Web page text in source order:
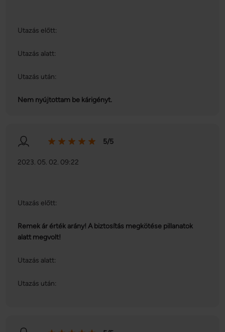
Utazás előtt:
Utazás alatt:
Utazás után:
Nem nyújtottam be kárigényt.
5/5
2023. 05. 02. 09:22
Utazás előtt:
Remek ár érték arány! A biztosítás megkötése pillanatok
alatt megvolt!
Utazás alatt:
Utazás után: